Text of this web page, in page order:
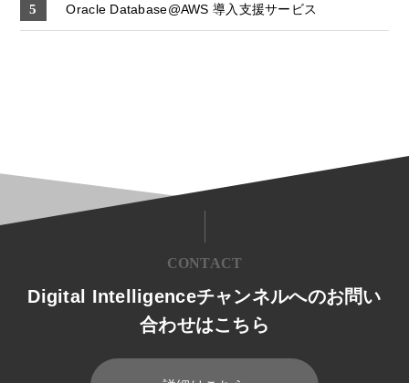
Oracle Database@AWS 導入支援サービス
CONTACT
Digital Intelligenceチャンネルへのお問い
合わせはこちら